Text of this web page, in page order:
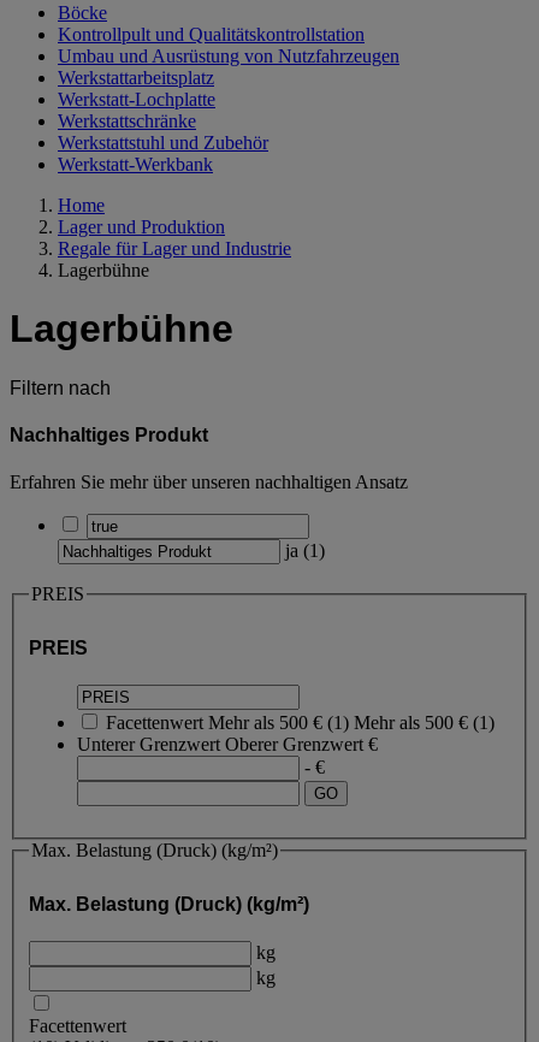
Böcke
Kontrollpult und Qualitätskontrollstation
Umbau und Ausrüstung von Nutzfahrzeugen
Werkstattarbeitsplatz
Werkstatt-Lochplatte
Werkstattschränke
Werkstattstuhl und Zubehör
Werkstatt-Werkbank
Home
Lager und Produktion
Regale für Lager und Industrie
Lagerbühne
Lagerbühne
Filtern nach
Nachhaltiges Produkt
Erfahren Sie mehr über unseren nachhaltigen Ansatz
ja (1)
PREIS
PREIS
Facettenwert Mehr als 500 € (1) Mehr als 500 € (1)
Unterer Grenzwert Oberer Grenzwert €
- €
Max. Belastung (Druck) (kg/m²)
Max. Belastung (Druck) (kg/m²)
kg
kg
Facettenwert